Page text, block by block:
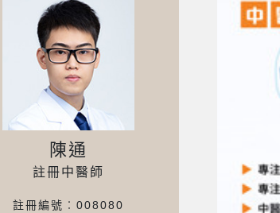
陳通
註冊中醫師
註冊編號︰008080